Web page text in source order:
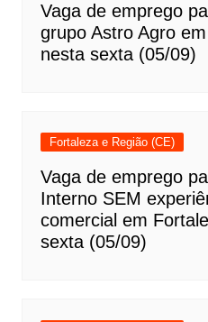
Vaga de emprego
grupo Astro Agro
nesta sexta (05/09)
Fortaleza e Região (CE)
Vaga de emprego
Interno SEM
comercial em
sexta (05/09)